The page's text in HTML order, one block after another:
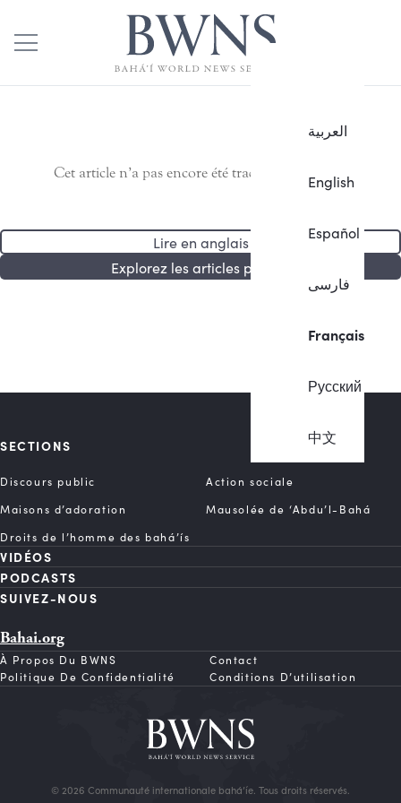
العربية
English
Español
فارسی
Français
Русский
中文
Cet article n’a pas encore été traduit en français.
Lire en anglais
Explorez les articles publiés
SECTIONS
Discours public
Action sociale
Maisons d’adoration
Mausolée de ‘Abdu’l-Bahá
Droits de l’homme des bahá’ís
VIDÉOS
PODCASTS
SUIVEZ-NOUS
Bahai.org
À Propos Du BWNS
Contact
Politique De Confidentialité
Conditions D’utilisation
© 2026 Communauté internationale bahá’íe. Tous droits réservés.